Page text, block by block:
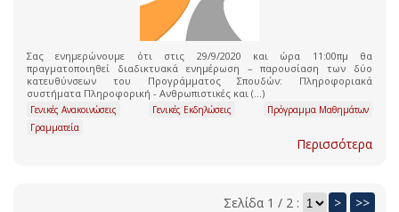
Σας ενημερώνουμε ότι στις 29/9/2020 και ώρα 11:00πμ θα
πραγματοποιηθεί διαδικτυακά ενημέρωση – παρουσίαση των δύο
κατευθύνσεων του Προγράμματος Σπουδών: Πληροφοριακά
συστήματα Πληροφορική - Ανθρωπιστικές και (...)
Γενικές Ανακοινώσεις Γενικές Εκδηλώσεις
Πρόγραμμα Μαθημάτων
Γραμματεία
Περισσότερα
Σελίδα 1 / 2 : > >>